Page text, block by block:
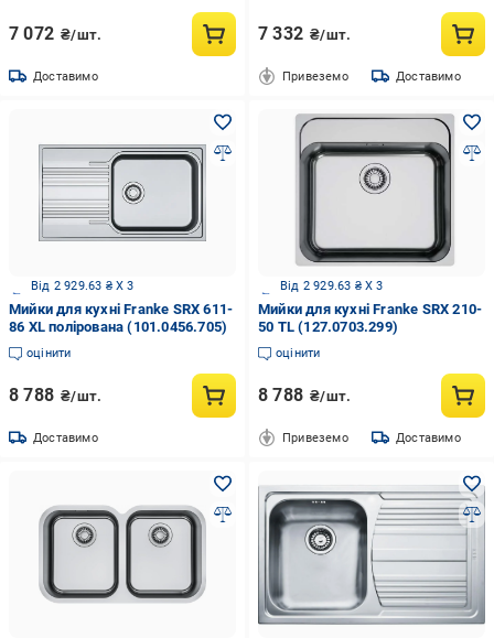
7 072 ₴/шт.
Доставимо
7 332 ₴/шт.
Привеземо Доставимо
Від 2 929.63 ₴ X 3
Мийки для кухні Franke SRX 611-
86 XL полірована (101.0456.705)
оцінити
8 788 ₴/шт.
Доставимо
Від 2 929.63 ₴ X 3
Мийки для кухні Franke SRX 210-
50 TL (127.0703.299)
оцінити
8 788 ₴/шт.
Привеземо Доставимо